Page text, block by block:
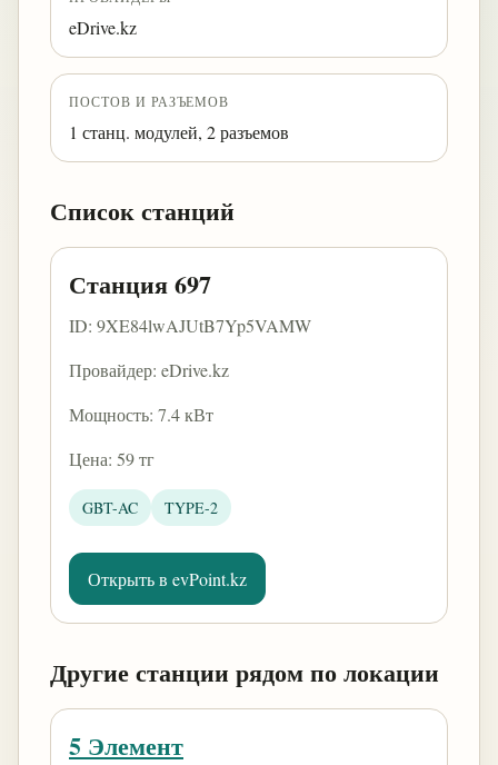
eDrive.kz
ПОСТОВ И РАЗЪЕМОВ
1 станц. модулей, 2 разъемов
Список станций
Станция 697
ID: 9XE84lwAJUtB7Yp5VAMW
Провайдер: eDrive.kz
Мощность: 7.4 кВт
Цена: 59 тг
GBT-AC TYPE-2
Открыть в evPoint.kz
Другие станции рядом по локации
5 Элемент